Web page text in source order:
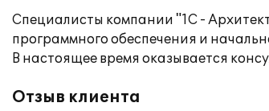
Специалисты компании "1С -
программного обеспечения и
В настоящее время оказывается
Отзыв клиента